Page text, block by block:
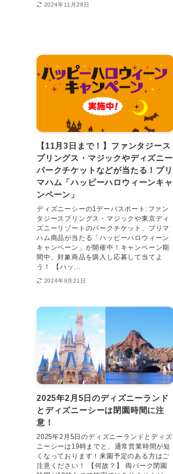
2024年11月28日
【11月3日まで！】ファンタジース
プリングス・マジックやディズニー
パークチケットなどが当たる！プリ
マハム「ハッピーハロウィーンキャ
ンペーン」
ディズニーシーの1デーパスポート:ファン
タジースプリングス・マジックや東京ディ
ズニーリゾートのパークチケット、プリマ
ハム商品が当たる「ハッピーハロウィーン
キャンペーン」が開催中！キャンペーン期
間中、対象商品を購入し応募して当てよ
う！ 【ハッ...
2024年9月21日
2025年2月5日のディズニーランド
とディズニーシーは閉園時間に注
意！
2025年2月5日のディズニーランドとディズ
ニーシーは19時までと、通常営業時間が短
くなっております！来園予定のある方はご
注意ください！ 【何故？】 両パーク閉園